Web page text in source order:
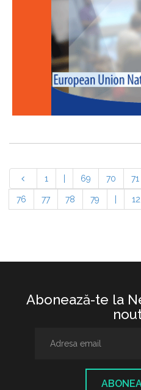
1 69 70 71
76 77 78 79
Abonează-te la